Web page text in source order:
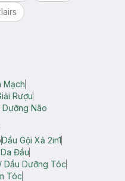
Mạch
Rượu
Não
Dầu Gội Xả 2in1
Đầu
Dầu Dưỡng Tóc
Tóc